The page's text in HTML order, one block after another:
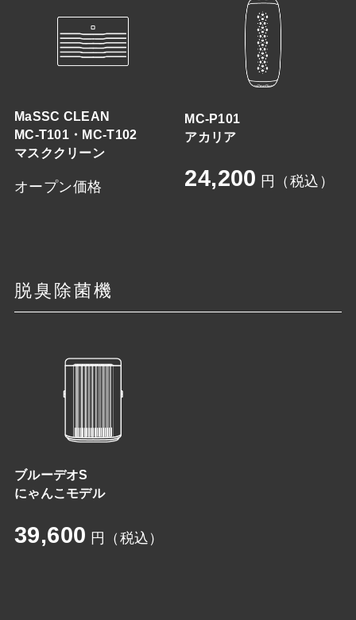
MaSSC CLEAN
MC-T101・MC-T102
マスククリーン
オープン価格
MC-P101
アカリア
24,200 円（税込）
脱臭除菌機
ブルーデオS
にゃんこモデル
39,600 円（税込）